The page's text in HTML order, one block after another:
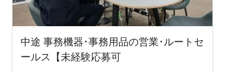
中途 事務機器･事務用品の営業･ルートセ
ールス【未経験応募可